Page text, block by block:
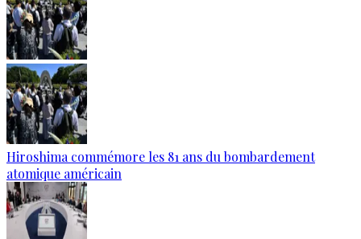
Hiroshima commémore les 81 ans du bombardement
atomique américain